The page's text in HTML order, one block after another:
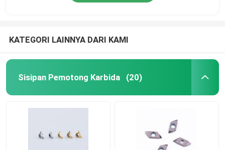
KATEGORI LAINNYA DARI KAMI
Sisipan Pemotong Karbida (20)